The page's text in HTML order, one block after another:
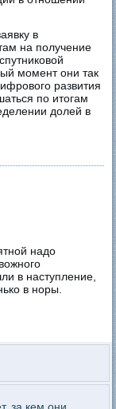
в
на получение
момент они так
развития
по итогам
долей в
надо
в наступление,
в норы.